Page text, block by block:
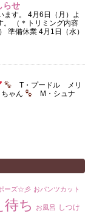
らせ
ます。 4月6日（月）よ
。 （＊トリミング内容
準備休業 4月1日（水）
T・プードル メリ
ゃん
M・シュナ
ーズ☆彡 おパンツカット
待ち お風呂 しつけ